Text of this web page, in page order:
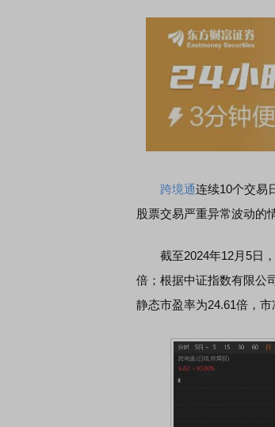
跨境通连续10个交易
股票交易严重异常波动的
截至2024年12月5日，
倍；根据中证指数有限公
静态市盈率为24.61倍，
风，将吹向